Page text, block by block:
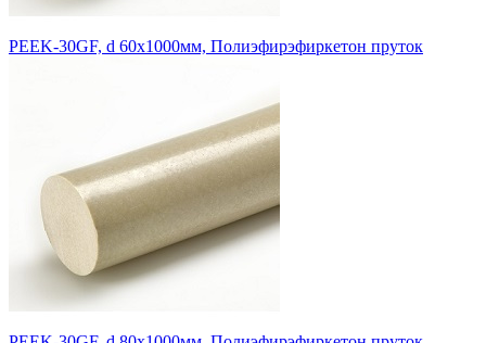
PEEK-30GF, d 60x1000мм, Полиэфирэфиркетон пруток